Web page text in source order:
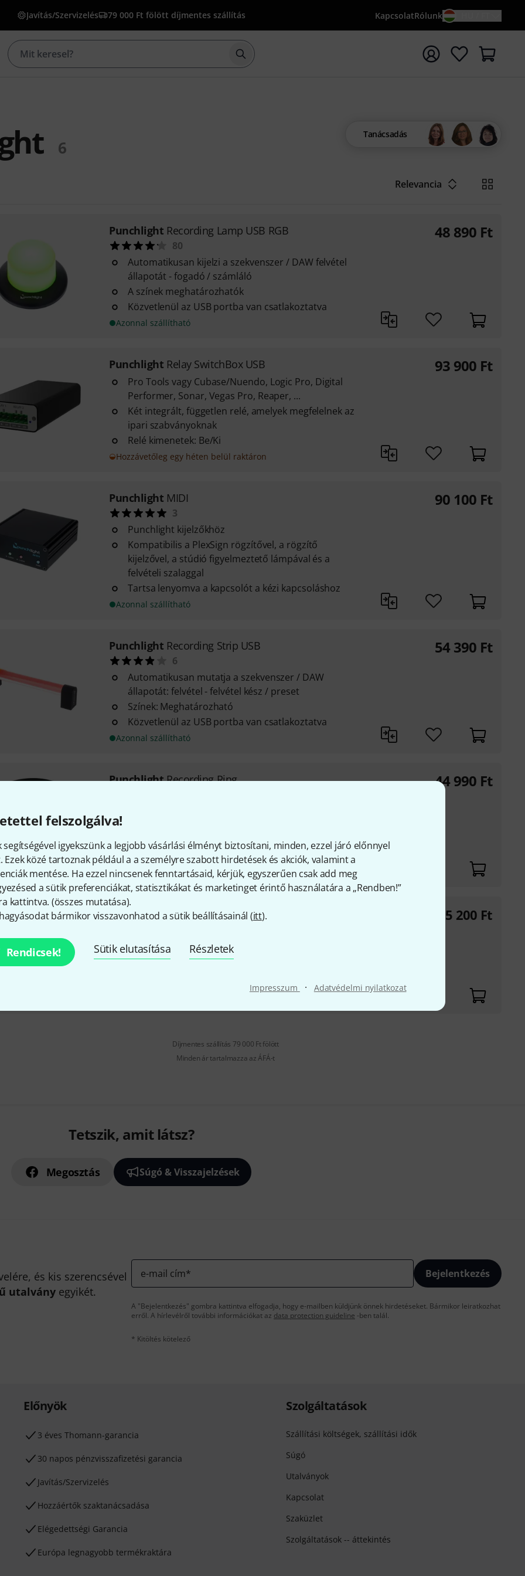
felszolgálva!
segítségével igyekszünk a legjobb vásárlási élményt biztosítani, minden, ezzel járó előnnyel
Ezek közé tartoznak például a a személyre szabott hirdetések és akciók, valamint a
mentése. Ha ezzel nincsenek fenntartásaid, kérjük, egyszerűen csak add meg
a sütik preferenciákat, statisztikákat és marketinget érintő használatára a „Rendben!”
kattintva. (összes mutatása).
bármikor visszavonhatod a sütik beállításainál (itt).
Rendicsek! Sütik elutasítása Részletek
Impresszum · Adatvédelmi nyilatkozat
Javítás/Szervizelés 79 000 Ft fölött díjmentes szállítás KapcsolatRólunk
Keresés indítása {searchTerm} keresőszóval
6
Tanácsadás
Relevancia
Punchlight Recording Lamp USB RGB
80
Automatikusan kijelzi a szekvenszer / DAW felvétel
állapotát - fogadó / számláló
A színek meghatározhatók
Közvetlenül az USB portba van csatlakoztatva
Azonnal szállítható
48 890 Ft
Punchlight Relay SwitchBox USB
Pro Tools vagy Cubase/Nuendo, Logic Pro, Digital
Performer, Sonar, Vegas Pro, Reaper, ...
Két integrált, független relé, amelyek megfelelnek az
ipari szabványoknak
Relé kimenetek: Be/Ki
Hozzávetőleg egy héten belül raktáron
93 900 Ft
Punchlight MIDI
3
Punchlight kijelzőkhöz
Kompatibilis a PlexSign rögzítővel, a rögzítő
kijelzővel, a stúdió figyelmeztető lámpával és a
felvételi szalaggal
Tartsa lenyomva a kapcsolót a kézi kapcsoláshoz
Azonnal szállítható
90 100 Ft
Punchlight Recording Strip USB
6
Automatikusan mutatja a szekvenszer / DAW
állapotát: felvétel - felvétel kész / preset
Színek: Meghatározható
Közvetlenül az USB portba van csatlakoztatva
Azonnal szállítható
54 390 Ft
PunchlightRecording Ring
MIDI / GPI / DLi vagy Relay Switch Box USB
Levehető kábel (10 m) 4P4C (RJ10) csatlakozódugóval
Azonnal szállítható
44 990 Ft
PunchlightStudio Display USB
Ütemek és ütemek / Láb + Keretek
Időkód / Minták / Idő
105 200 Ft
Díjmentes szállítás 79 000 Ft fölött
Minden ár tartalmazza az ÁFÁ-t
Tetszik, amit látsz?
Megosztás Súgó & Visszajelzések
és kis szerencsével
utalvány egyikét.
e-mail cím* Bejelentkezés
A "Bejelentkezés" gombra kattintva elfogadja, hogy e-mailben küldjünk önnek hirdetéseket. Bármikor leiratkozhat
erről. A hírlevélről további információkat az data protection guideline -ben talál.
* Kitöltés kötelező
Előnyök
3 éves Thomann-garancia
30 napos pénzvisszafizetési garancia
Javítás/Szervizelés
Hozzáértők szaktanácsadása
Elégedettségi Garancia
Európa legnagyobb termékraktára
Szolgáltatások
Szállítási költségek, szállítási idők
Súgó
Utalványok
Kapcsolat
Szaküzlet
Szolgáltatások -- áttekintés